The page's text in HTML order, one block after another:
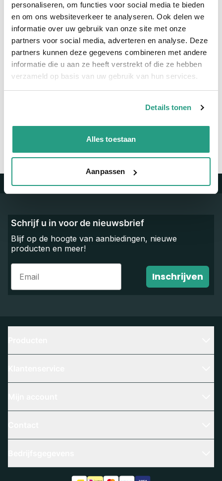
personaliseren, om functies voor social media te bieden
en om ons websiteverkeer te analyseren. Ook delen we
informatie over uw gebruik van onze site met onze
partners voor social media, adverteren en analyse. Deze
partners kunnen deze gegevens combineren met andere
informatie die u aan ze heeft verstrekt of die ze hebben
verzameld op basis van uw gebruik van hun services.
Details tonen
Alles toestaan
Aanpassen
Meer informatie
Maatvoering koppeling 74 x 79mm / M8
Materiaal RVS
We zijn beschikbaar van ma t/m vr van 08:00 tot 17:00 uur.
Trustpilot
Schrijf u in voor de nieuwsbrief
Blijf op de hoogte van aanbiedingen, nieuwe
producten en meer!
Email
Inschrijven